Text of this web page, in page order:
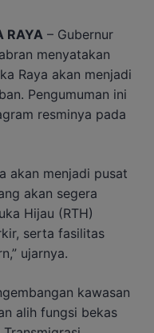
RAYA – Gubernur
menyatakan
Raya akan menjadi
Pengumuman ini
resminya pada
akan menjadi pusat
akan segera
Hijau (RTH)
serta fasilitas
ujarnya.
kawasan
alih fungsi bekas